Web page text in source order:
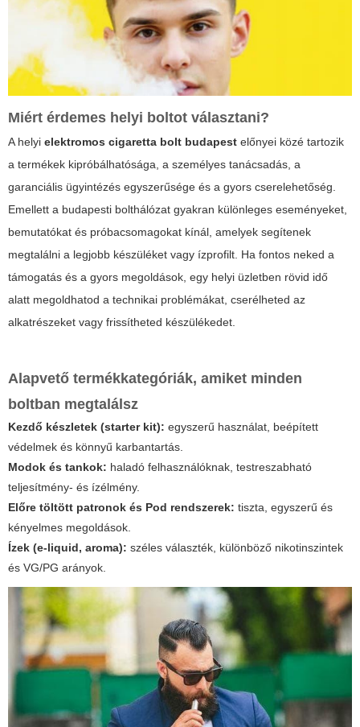
Miért érdemes helyi boltot választani?
A helyi elektromos cigaretta bolt budapest előnyei közé tartozik
a termékek kipróbálhatósága, a személyes tanácsadás, a
garanciális ügyintézés egyszerűsége és a gyors cserelehetőség.
Emellett a budapesti bolthálózat gyakran különleges eseményeket,
bemutatókat és próbacsomagokat kínál, amelyek segítenek
megtalálni a legjobb készüléket vagy ízprofilt. Ha fontos neked a
támogatás és a gyors megoldások, egy helyi üzletben rövid idő
alatt megoldhatod a technikai problémákat, cserélheted az
alkatrészeket vagy frissítheted készülékedet.
Alapvető termékkategóriák, amiket minden
boltban megtalálsz
Kezdő készletek (starter kit): egyszerű használat, beépített
védelmek és könnyű karbantartás.
Modok és tankok: haladó felhasználóknak, testreszabható
teljesítmény- és ízélmény.
Előre töltött patronok és Pod rendszerek: tiszta, egyszerű és
kényelmes megoldások.
Ízek (e-liquid, aroma): széles választék, különböző nikotinszintek
és VG/PG arányok.